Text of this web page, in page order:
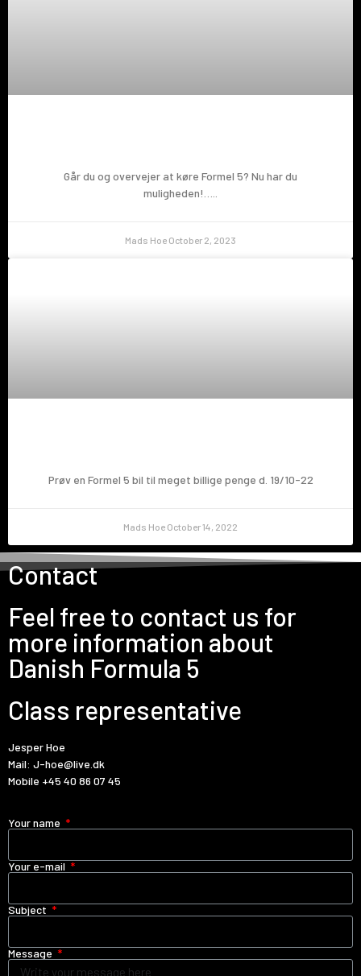
Går du og overvejer at køre Formel 5? Nu har du
muligheden!…..
Mads Hoe October 2, 2023
Prøv en Formel 5 bil til meget billige penge d. 19/10-22
Mads Hoe October 14, 2022
Contact
Feel free to contact us for
more information about
Danish Formula 5
Class representative
Jesper Hoe
Mail: J-hoe@live.dk
Mobile +45 40 86 07 45
Your name
Your e-mail
Subject
Message